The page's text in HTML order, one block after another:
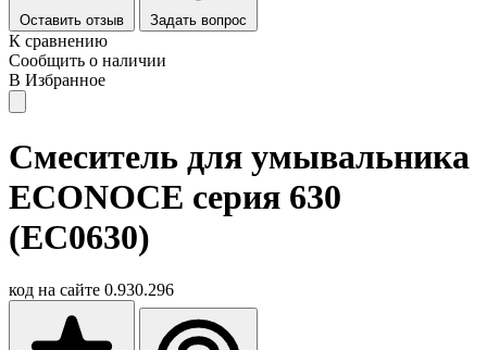
Оставить отзыв Задать вопрос
К сравнению
Сообщить о наличии
В Избранное
Смеситель для умывальника
ECONOCE серия 630
(EC0630)
код на сайте 0.930.296